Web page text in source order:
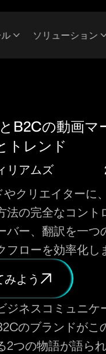
ソリューション
B2Cの動画マ
トレンド
リアムズ
クリエイターに
法の完全なコント
バー、翻訳を一つ
ローを効率化し
よう
ジネスコミュニケ
のブランドがこ
2つの物語が語ら